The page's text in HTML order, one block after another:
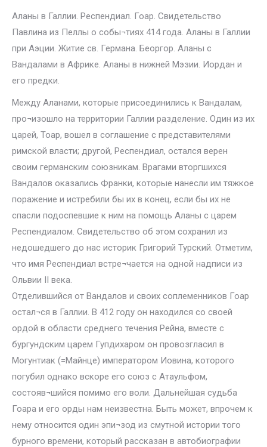
Аланы в Галлии. Респендиал. Гоар. Свидетельство
Павлина из Пеллы о собы¬тиях 414 года. Аланы в Галлии
при Аэции. Житие св. Германа. Беоргор. Аланы с
Вандалами в Африке. Аланы в нижней Мэзии. Иордан и
его предки.
Между Аланами, которые присоединились к Вандалам,
про¬изошло на территории Галлии разделение. Один из их
царей, Тоар, вошел в соглашение с представителями
римской власти; другой, Респендиал, остался верен
своим германским союзникам. Врагами вторгшихся
Вандалов оказались Франки, которые нанесли им тяжкое
поражение и истребили бы их в конец, если бы их не
спасли подоспевшие к ним на помощь Аланы с царем
Респендиалом. Свидетельство об этом сохранил из
недошедшего до нас историк Григорий Турский. Отметим,
что имя Респендиал встре¬чается на одной надписи из
Ольвии II века.
Отделившийся от Вандалов и своих соплеменников Гоар
остал¬ся в Галлии. В 412 году он находился со своей
ордой в области среднего течения Рейна, вместе с
бургундским царем Гупдихаром он провозгласил в
Могунтиак (=Майнце) императором Иовина, которого
погубил однако вскоре его союз с Атаульфом,
состояв¬шийся помимо его воли. Дальнейшая судьба
Гоара и его орды нам неизвестна. Быть может, впрочем к
нему относится один эпи¬зод из смутной истории того
бурного времени, который рассказан в автобиографии